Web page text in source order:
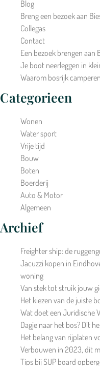
Blog
Breng een bezoek aan
Collegas
Contact
Een bezoek brengen aan
Je boot neerleggen in
Waarom bosrijk
Categorieen
Wonen
Water sport
Vrije tijd
Bouw
Boten
Boerderij
Auto & Motor
Algemeen
Archief
Freighter ship: de
Jacuzzi kopen in
woning
Van stek tot struik jouw
Het kiezen van de juiste
Wat doet een Juridische
Dagje naar het bos? Dit
Het belang van rijplaten
Verbouwen in 2023, dit
Tips bij SUP board